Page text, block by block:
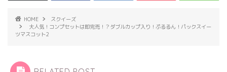
HOME
スクイーズ
大人気！コンプセットは即完売！？ダブルカップ入り！ぷるるん！パックスイー
ツマスコット2